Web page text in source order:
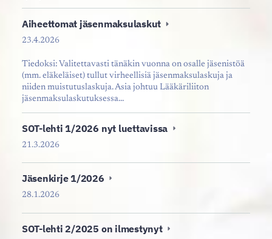
Aiheettomat jäsenmaksulaskut
23.4.2026
Tiedoksi: Valitettavasti tänäkin vuonna on osalle jäsenistöä
(mm. eläkeläiset) tullut virheellisiä jäsenmaksulaskuja ja
niiden muistutuslaskuja. Asia johtuu Lääkäriliiton
jäsenmaksulaskutuksessa…
SOT-lehti 1/2026 nyt luettavissa
21.3.2026
Jäsenkirje 1/2026
28.1.2026
SOT-lehti 2/2025 on ilmestynyt